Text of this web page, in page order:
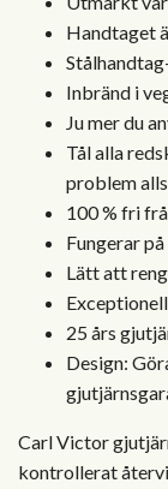
Handtaget
Inbränd i
Ju mer du
Tål alla
problem
100 % fri
Fungerar
Lätt att
25 års
Design:
Carl Victor
kontrollerat